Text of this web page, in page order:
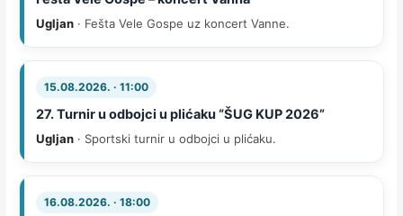
Ugljan · Fešta Vele Gospe uz koncert Vanne.
15.08.2026. · 11:00
27. Turnir u odbojci u plićaku “ŠUG KUP 2026”
Ugljan · Sportski turnir u odbojci u plićaku.
16.08.2026. · 18:00